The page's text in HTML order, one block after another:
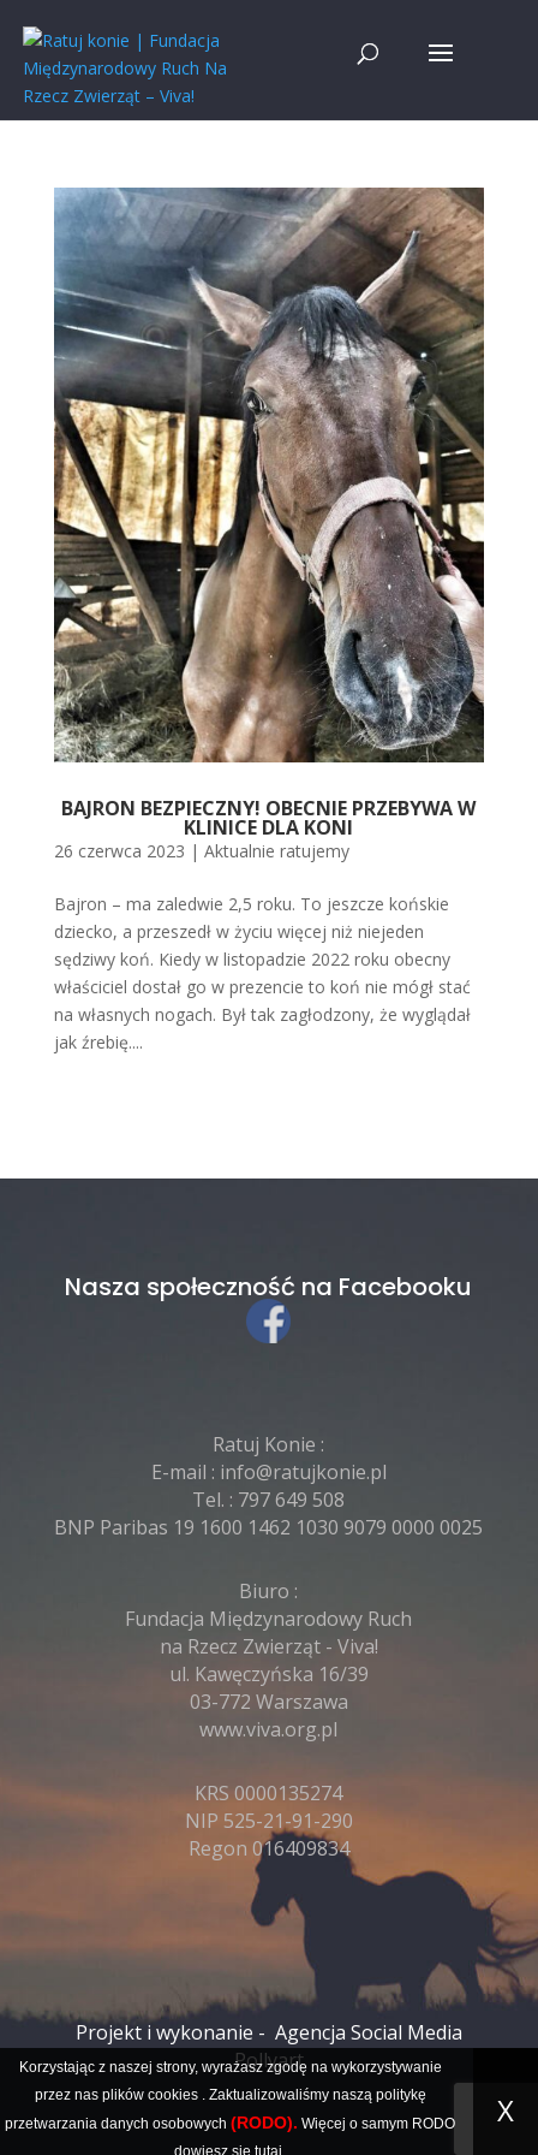
BAJRON BEZPIECZNY! OBECNIE PRZEBYWA W
KLINICE DLA KONI
26 czerwca 2023 | Aktualnie ratujemy
Bajron – ma zaledwie 2,5 roku. To jeszcze końskie
dziecko, a przeszedł w życiu więcej niż niejeden
sędziwy koń. Kiedy w listopadzie 2022 roku obecny
właściciel dostał go w prezencie to koń nie mógł stać
na własnych nogach. Był tak zagłodzony, że wyglądał
jak źrebię....
Nasza społeczność na Facebooku
Ratuj Konie :
E-mail : info@ratujkonie.pl
Tel. : 797 649 508
BNP Paribas 19 1600 1462 1030 9079 0000 0025
Biuro :
Fundacja Międzynarodowy Ruch
na Rzecz Zwierząt - Viva!
ul. Kawęczyńska 16/39
03-772 Warszawa
www.viva.org.pl
KRS 0000135274
NIP 525-21-91-290
Regon 016409834
Projekt i wykonanie - Agencja Social Media
Pollyart
Korzystając z naszej strony, wyrażasz zgodę na wykorzystywanie
przez nas plików cookies. Zaktualizowaliśmy naszą politykę
przetwarzania danych osobowych (RODO). Więcej o samym RODO
dowiesz się tutaj
X